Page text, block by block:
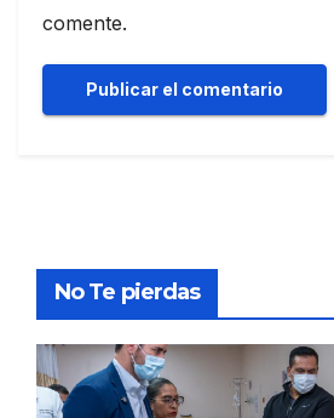
comente.
No Te pierdas